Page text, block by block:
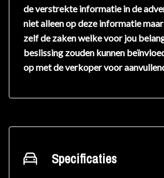
de verstrekte informatie in de
niet alleen op deze informatie
zelf de zaken welke voor jou
beslissing zouden kunnen
op met de verkoper voor
Specificaties